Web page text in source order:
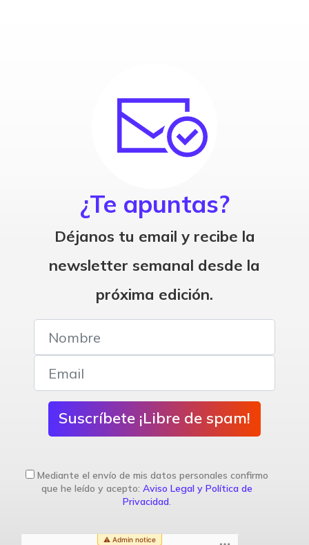
¿Te apuntas?
Déjanos tu email y recibe la
newsletter semanal desde la
próxima edición.
Suscríbete ¡Libre de spam!
Mediante el envío de mis datos personales confirmo
que he leído y acepto: Aviso Legal y Política de
Privacidad.